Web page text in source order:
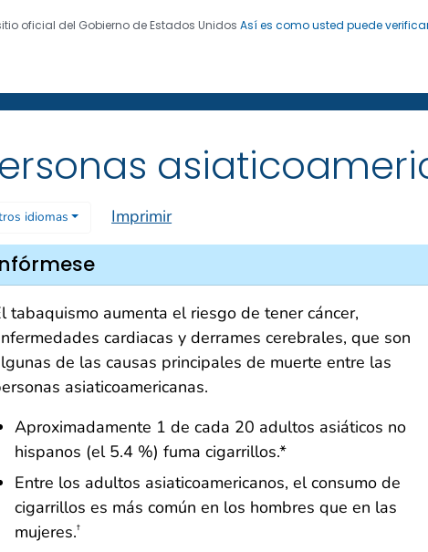
oficial del Gobierno de Estados Unidos Así es como usted puede
CDC 24/7: Salvamos vidas. Protegemos
idiomas Imprimir
tabaquismo aumenta el riesgo de tener cáncer,
cardiacas y derrames cerebrales, que son
de las causas principales de muerte entre las
asiaticoamericanas.
Aproximadamente 1 de cada 20 adultos asiáticos no
hispanos (el 5.4 %) fuma cigarrillos.*
Entre los adultos asiaticoamericanos, el consumo de
cigarrillos es más común en los hombres que en las
mujeres.†